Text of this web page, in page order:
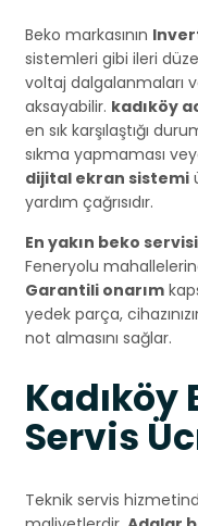
Beko markasının
sistemleri gibi ileri
voltaj dalgalanmaları
aksayabilir. kadıköy
en sık karşılaştığı
sıkma yapmaması
dijital ekran sistemi
yardım çağrısıdır.
En yakın beko
Feneryolu
Garantili onarım
yedek parça,
not almasını sağlar.
Kadıköy
Servis
Teknik servis